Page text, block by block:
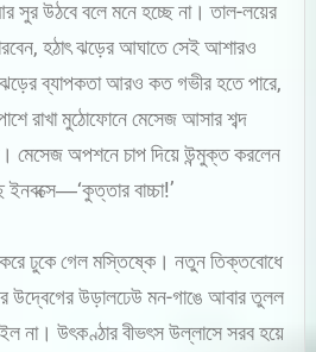
সুর উঠবে বলে মনে হচ্ছে না। তাল-লয়ের
হঠাৎ ঝড়ের আঘাতে সেই আশারও
ব্যাপকতা আরও কত গভীর হতে পারে,
রাখা মুঠোফোনে মেসেজ আসার শব্দ
মেসেজ অপশনে চাপ দিয়ে উন্মুক্ত করলেন
বাচ্চা!’
করে ঢুকে গেল মস্তিষ্কে। নতুন তিক্তবোধে
উদ্বেগের উড়ালঢেউ মন-গাঙে আবার তুলল
না। উৎকণ্ঠার বীভৎস উল্লাসে সরব হয়ে